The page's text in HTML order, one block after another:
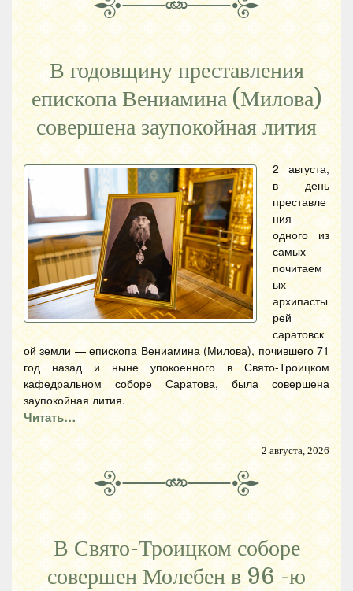
В годовщину преставления
епископа Вениамина (Милова)
совершена заупокойная лития
2 августа,
в день
преставле
ния
одного из
самых
почитаем
ых
архипасты
рей
саратовск
ой земли — епископа Вениамина (Милова), почившего 71
год назад и ныне упокоенного в Свято-Троицком
кафедральном соборе Саратова, была совершена
заупокойная лития.
Читать…
2 августа, 2026
В Свято-Троицком соборе
совершен Молебен в 96 -ю